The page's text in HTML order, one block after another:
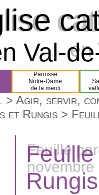
en
Val-
Paroisse
Notre-Dame
de la merci
> Agir, servir,
et Rungis >
Feuille
novembre